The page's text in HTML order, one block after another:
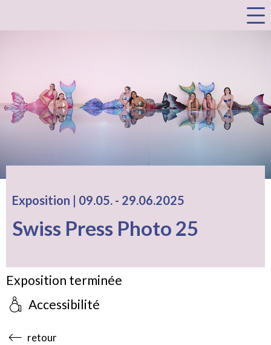
Swiss Press Photo 25
Exposition | 09.05. accessibility.time_to
- 29.06.2025
Exposition terminée
Accessibilité
accessibility.sr-only.body-term
retour